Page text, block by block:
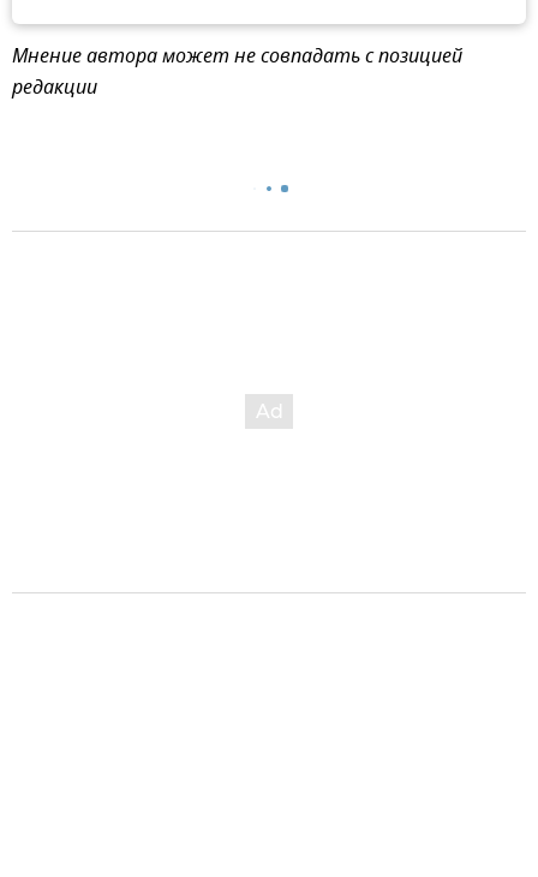
Мнение автора может не совпадать с позицией
редакции